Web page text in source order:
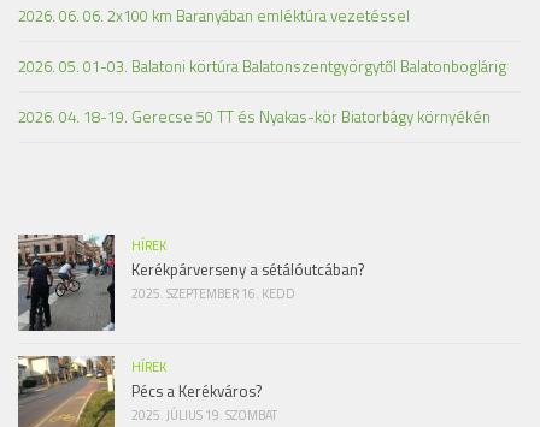
2026. 06. 06. 2x100 km Baranyában emléktúra vezetéssel
2026. 05. 01-03. Balatoni körtúra Balatonszentgyörgytől Balatonboglárig
2026. 04. 18-19. Gerecse 50 TT és Nyakas-kör Biatorbágy környékén
HÍREK
Kerékpárverseny a sétálóutcában?
2025. SZEPTEMBER 16. KEDD
HÍREK
Pécs a Kerékváros?
2025. JÚLIUS 19. SZOMBAT